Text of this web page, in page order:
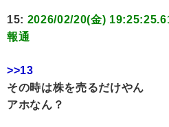
15: 2026/02/20(金)
報通
>>13
その時は株を売るだけやん
アホなん？